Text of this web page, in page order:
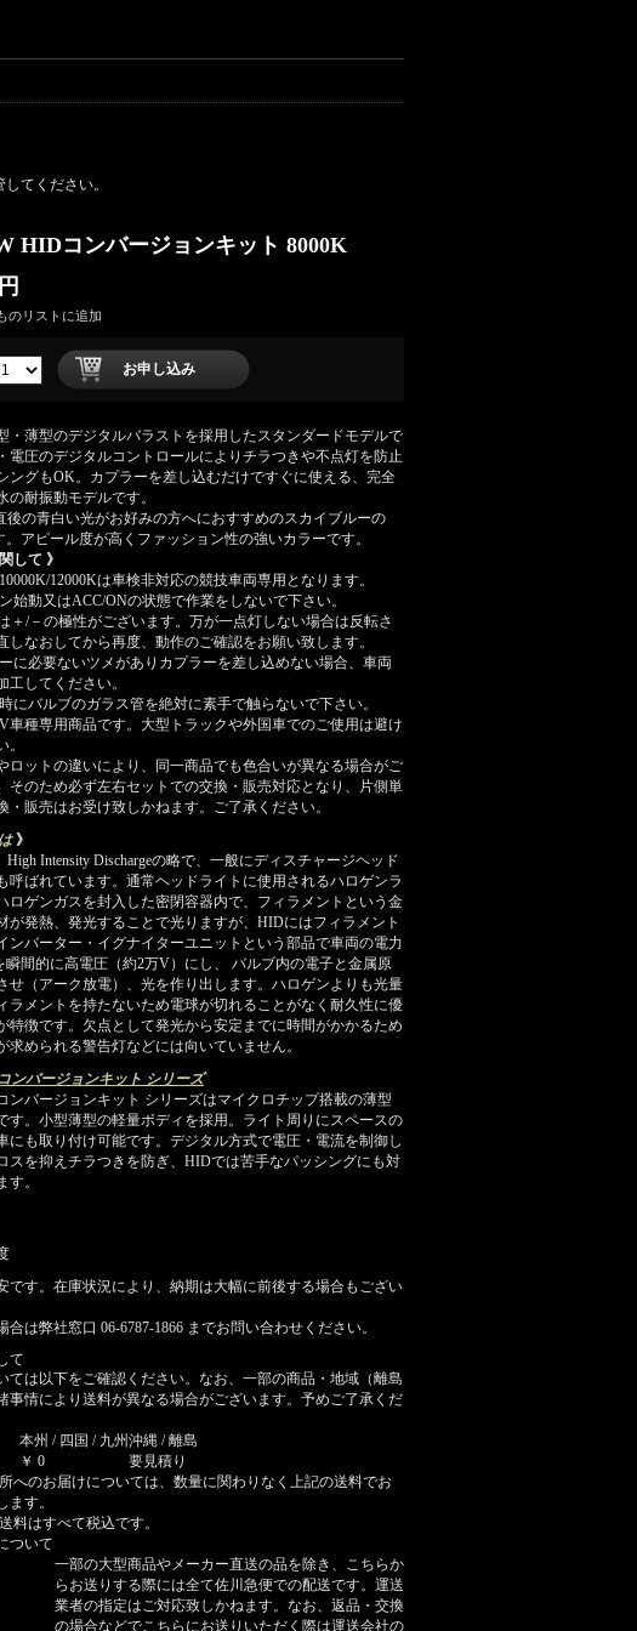
てください。
HIDコンバージョンキット 8000K
のリストに追加
お申し込み
・薄型のデジタルバラストを採用したスタンダードモデルで
電圧のデジタルコントロールによりチラつきや不点灯を防止
ングもOK。カプラーを差し込むだけですぐに使える、完全
の耐振動モデルです。
後の青白い光がお好みの方へにおすすめのスカイブルーの
。アピール度が高くファッション性の強いカラーです。
して 》
12000Kは車検非対応の競技車両専用となります。
始動又はACC/ONの状態で作業をしないで下さい。
＋/－の極性がございます。万が一点灯しない場合は反転さ
しなおしてから再度、動作のご確認をお願い致します。
ーに必要ないツメがありカプラーを差し込めない場合、車両
工してください。
にバルブのガラス管を絶対に素手で触らないで下さい。
車種専用商品です。大型トラックや外国車でのご使用は避け
。
ロットの違いにより、同一商品でも色合いが異なる場合がご
そのため必ず左右セットでの交換・販売対応となり、片側単
・販売はお受け致しかねます。ご了承ください。
》
Intensity Dischargeの略で、一般にディスチャージヘッド
呼ばれています。通常ヘッドライトに使用されるハロゲンラ
ロゲンガスを封入した密閉容器内で、フィラメントという金
が発熱、発光することで光りますが、HIDにはフィラメント
ンバーター・イグナイターユニットという部品で車両の電力
瞬間的に高電圧（約2万V）にし、 バルブ内の電子と金属原
せ（アーク放電）、光を作り出します。ハロゲンよりも光量
ラメントを持たないため電球が切れることがなく耐久性に優
特徴です。欠点として発光から安定までに時間がかかるため
求められる警告灯などには向いていません。
ンバージョンキット シリーズ
ンバージョンキット シリーズはマイクロチップ搭載の薄型
す。小型薄型の軽量ボディを採用。ライト周りにスペースの
にも取り付け可能です。デジタル方式で電圧・電流を制御し
スを抑えチラつきを防ぎ、HIDでは苦手なパッシングにも対
す。
です。在庫状況により、納期は大幅に前後する場合もござい
合は弊社窓口 06-6787-1866 までお問い合わせください。
て
ては以下をご確認ください。なお、一部の商品・地域（離島
事情により送料が異なる場合がございます。予めご了承くだ
本州 / 四国 / 九州沖縄 / 離島
￥ 0
要見積り
へのお届けについては、数量に関わりなく上記の送料でお
ます。
料はすべて税込です。
ついて
一部の大型商品やメーカー直送の品を除き、こちらか
らお送りする際には全て佐川急便での配送です。運送
業者の指定はご対応致しかねます。なお、返品・交換
の場合などでこちらにお送りいただく際は運送会社の